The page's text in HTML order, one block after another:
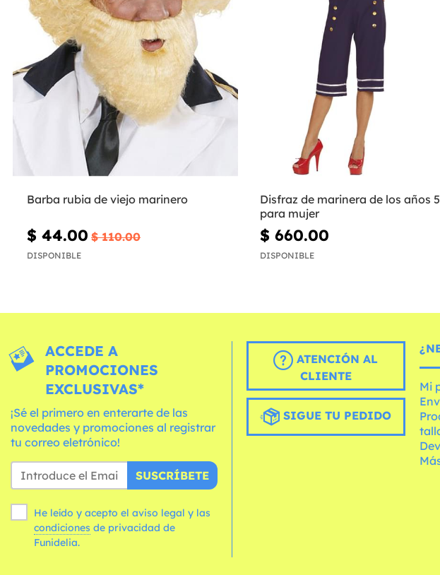
Barba rubia de viejo marinero
$ 44.00 $ 110.00
DISPONIBLE
Disfraz de marinera de los años
para mujer
$ 660.00
DISPONIBLE
ACCEDE A
PROMOCIONES
EXCLUSIVAS*
¡Sé el primero en enterarte de las
novedades y promociones al registrar
tu correo eletrónico!
SUSCRÍBETE
He leído y acepto el aviso legal y las
condiciones
Funidelia.
ATENCIÓN AL
CLIENTE
SIGUE TU PEDIDO
Mi